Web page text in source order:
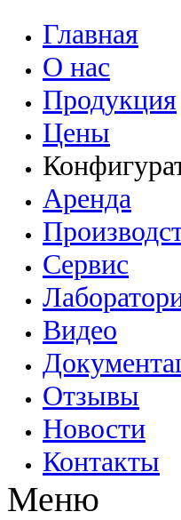
Главная
О нас
Продукция
Цены
Аренда
Сервис
Видео
Отзывы
Новости
Контакты
Меню